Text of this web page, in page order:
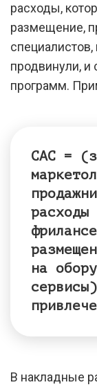
расходы,
размещение,
продвинули, и
программ.
САС =
расходы
на
В накладные